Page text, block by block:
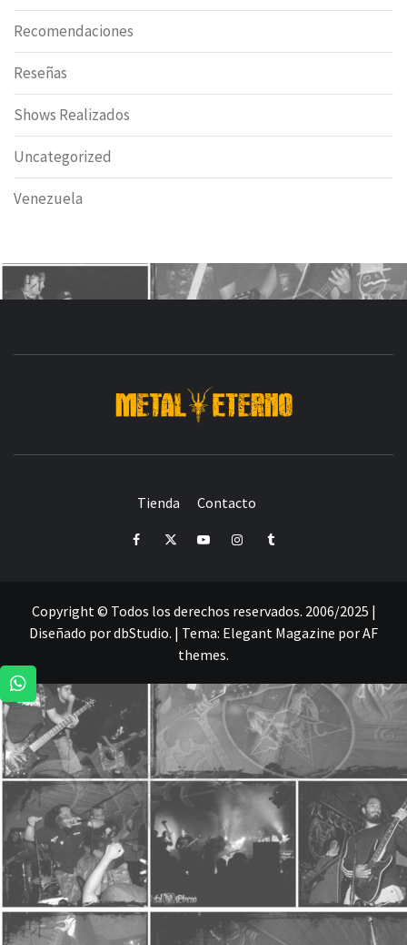
Recomendaciones
Reseñas
Shows Realizados
Uncategorized
Venezuela
CRÓNICAS DE RECITALES
PRENSA
Tienda Contacto
FacebookTwitterYoutubeInstagramTumblr
Copyright © Todos los derechos reservados. 2006/2025 |
Diseñado por dbStudio. | Tema: Elegant Magazine porAF
themes.